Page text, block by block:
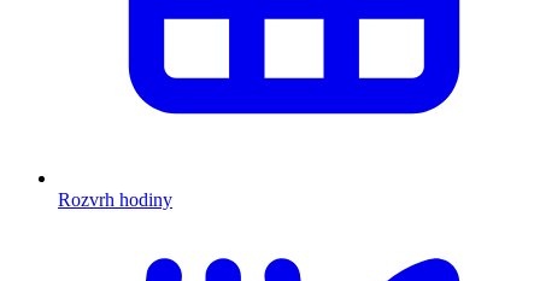
Rozvrh hodiny